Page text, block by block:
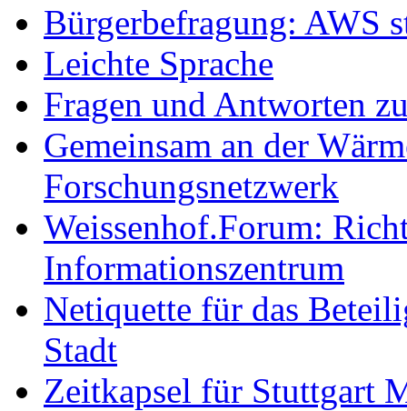
Bürgerbefragung: AWS
Leichte Sprache
Fragen und Antworten
Gemeinsam an der
Forschungsnetzwerk
Weissenhof.Forum:
Informationszentrum
Netiquette für das
Stadt
Zeitkapsel für Stuttgart